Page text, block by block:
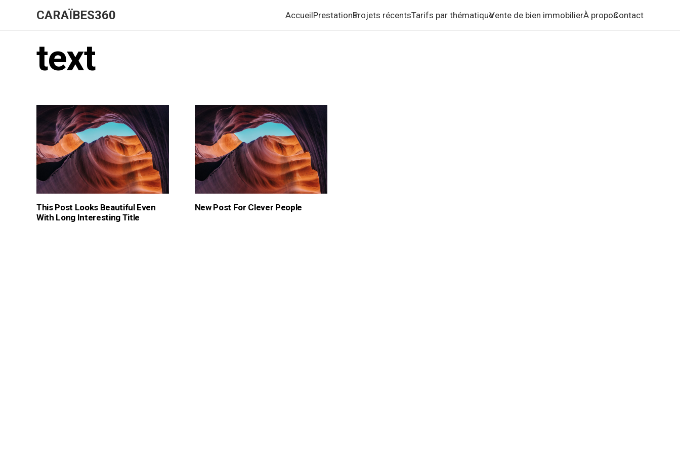
CARAÏBES360 AccueilPrestationsProjets récentsTarifs par thématiqueVente de bien immobilierÀ proposContact
text
This Post Looks Beautiful Even
With Long Interesting Title
New Post For Clever People